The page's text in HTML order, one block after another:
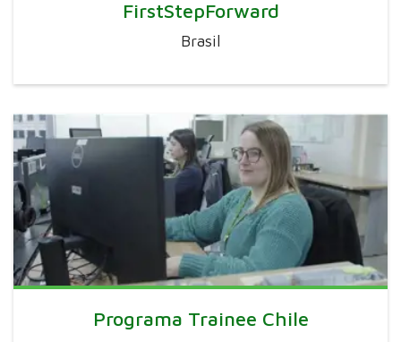
FirstStepForward
Brasil
Programa Trainee Chile